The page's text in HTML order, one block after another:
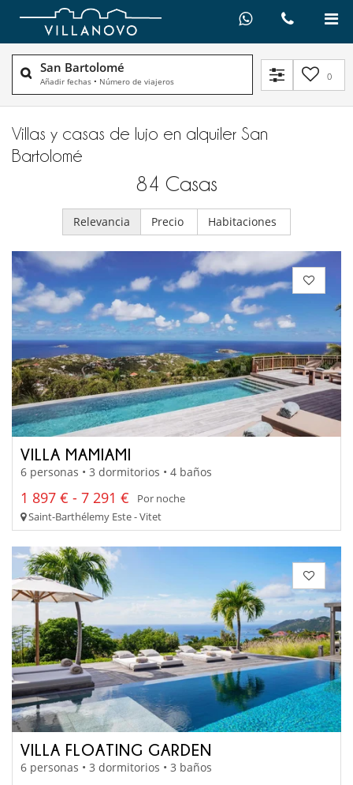
San Bartolomé
Añadir fechas • Número de viajeros 0
Villas y casas de lujo en alquiler​ San
Bartolomé
84 Casas
Relevancia Precio Habitaciones
VILLA MAMIAMI
6 personas • 3 dormitorios • 4 baños
1 897 € - 7 291 €
Por noche
Saint-Barthélemy Este - Vitet
VILLA FLOATING GARDEN
6 personas • 3 dormitorios • 3 baños